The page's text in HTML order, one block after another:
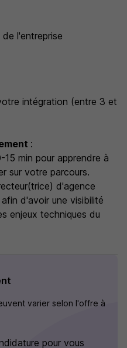
l'entreprise
intégration (entre 3 et
:
min pour apprendre à
sur votre parcours.
d'agence
d'avoir une visibilité
enjeux techniques du
varier selon l'offre à
pour vous